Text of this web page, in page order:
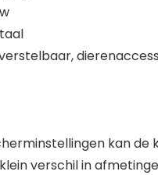
kan de
verschil in